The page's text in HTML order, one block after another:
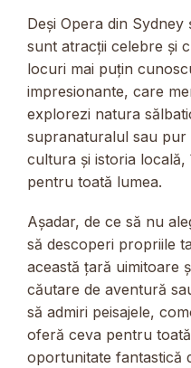
Deși Opera din
sunt atracții celebre și
locuri mai puțin
impresionante, care
explorezi natura
supranaturalul sau pur
cultura și istoria
pentru toată lumea.
Așadar, de ce să nu
să descoperi propriile
această țară uimitoare
căutare de aventură
să admiri peisajele,
oferă ceva pentru
oportunitate fantastică